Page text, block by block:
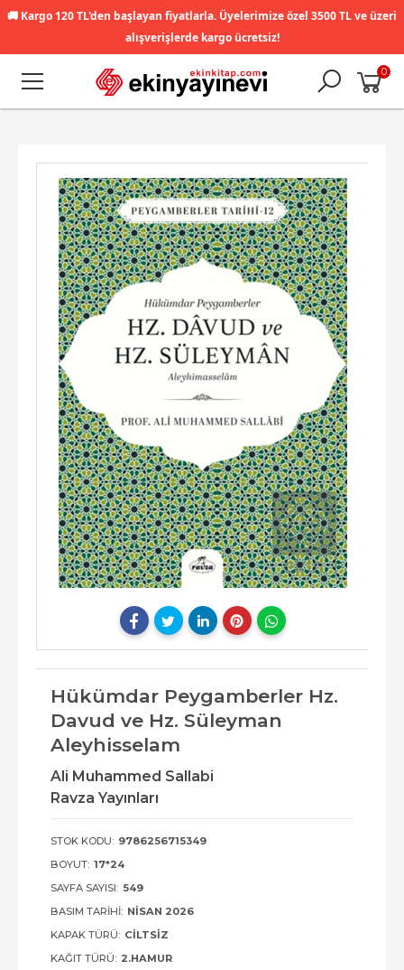
🚚 Kargo 120 TL'den başlayan fiyatlarla. Üyelerimize özel 3500 TL ve üzeri
alışverişlerde kargo ücretsiz!
0
Hükümdar Peygamberler Hz.
Davud ve Hz. Süleyman
Aleyhisselam
Ali Muhammed Sallabi
Ravza Yayınları
STOK KODU: 9786256715349
BOYUT: 17*24
SAYFA SAYISI: 549
BASIM TARIHI: NISAN 2026
KAPAK TÜRÜ: CILTSIZ
KAĞIT TÜRÜ: 2.HAMUR